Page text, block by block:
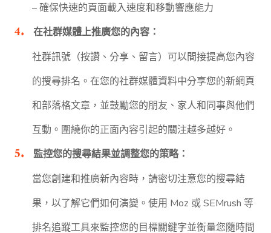
– 確保快速的頁面載入速度和移動響應能力
在社群媒體上推廣您的內容：
社群訊號（按讚、分享、留言）可以間接提高您內容
的搜尋排名。在您的社群媒體資料中分享您的新網頁
和部落格文章，並鼓勵您的朋友、家人和同事與他們
互動。圍繞你的正面內容引起的關注越多越好。
監控您的搜尋結果並調整您的策略：
當您創建和推廣新內容時，請密切注意您的搜尋結
果，以了解它們如何演變。使用 Moz 或 SEMrush 等
排名追蹤工具來監控您的目標關鍵字並衡量您隨時間